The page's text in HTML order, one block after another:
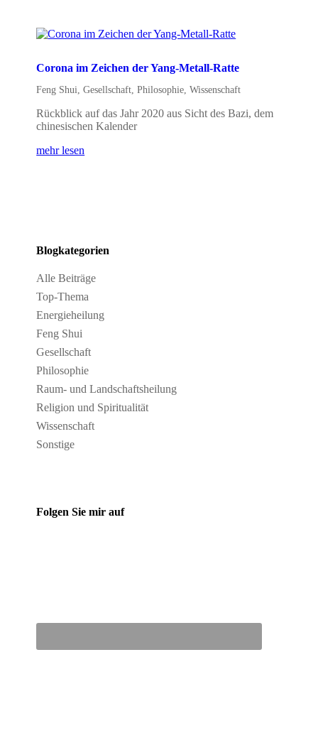
Corona im Zeichen der Yang-Metall-Ratte
Feng Shui ,Gesellschaft ,Philosophie ,Wissenschaft
Rückblick auf das Jahr 2020 aus Sicht des Bazi, dem
chinesischen Kalender
mehr lesen
Blogkategorien
Alle Beiträge
Top-Thema
Energieheilung
Feng Shui
Gesellschaft
Philosophie
Raum- und Landschaftsheilung
Religion und Spiritualität
Wissenschaft
Sonstige
Folgen Sie mir auf